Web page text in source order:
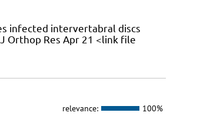
infected intervertabral discs
Orthop Res Apr 21 <link file
relevance: 100%